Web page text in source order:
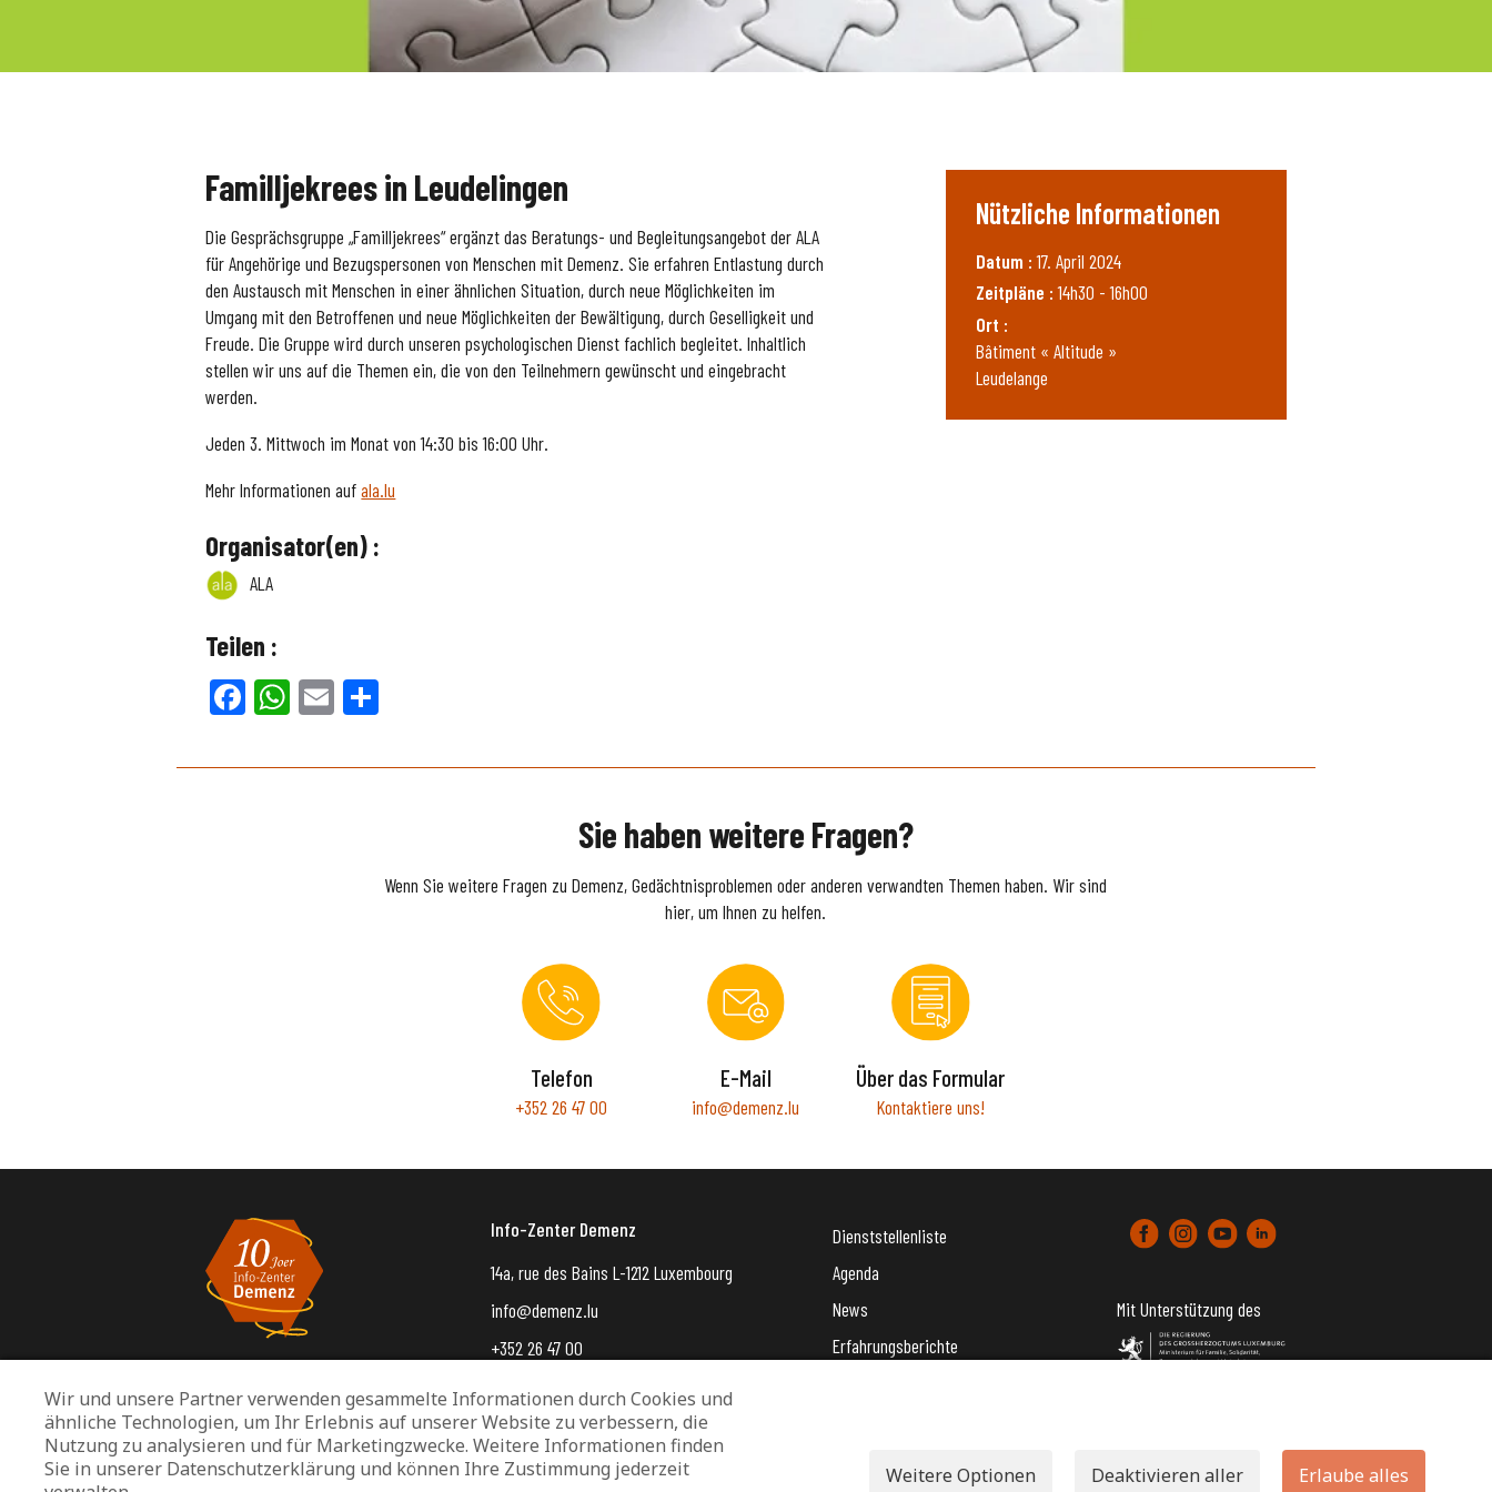
Familljekrees in Leudelingen
Die Gesprächsgruppe „Familljekrees“ ergänzt das Beratungs- und Begleitungsangebot der ALA
für Angehörige und Bezugspersonen von Menschen mit Demenz. Sie erfahren Entlastung durch
den Austausch mit Menschen in einer ähnlichen Situation, durch neue Möglichkeiten im
Umgang mit den Betroffenen und neue Möglichkeiten der Bewältigung, durch Geselligkeit und
Freude. Die Gruppe wird durch unseren psychologischen Dienst fachlich begleitet. Inhaltlich
stellen wir uns auf die Themen ein, die von den Teilnehmern gewünscht und eingebracht
werden.
Jeden 3. Mittwoch im Monat von 14:30 bis 16:00 Uhr.
Mehr Informationen aufala.lu
Organisator(en) :
ALA
Teilen :
Facebook
WhatsApp
Email
Nützliche Informationen
Datum :17. April 2024
Zeitpläne :14h30 - 16h00
Ort :
Bâtiment « Altitude »
Leudelange
Sie haben weitere Fragen?
Wenn Sie weitere Fragen zu Demenz, Gedächtnisproblemen oder anderen verwandten Themen haben. Wir sind
hier, um Ihnen zu helfen.
Telefon
+352 26 47 00
E-Mail
info@demenz.lu
Über das Formular
Kontaktiere uns!
Info-Zenter Demenz
14a, rue des Bains L-1212 Luxembourg
info@demenz.lu
+352 26 47 00
Dienststellenliste
Agenda
News
Erfahrungsberichte
Mit Unterstützung des
Datenschutz und Verwaltung von Cookies
Erklärung zur Barrierefreiheit
Wir und unsere Partner verwenden gesammelte Informationen durch Cookies und
ähnliche Technologien, um Ihr Erlebnis auf unserer Website zu verbessern, die
Nutzung zu analysieren und für Marketingzwecke. Weitere Informationen finden
Sie in unserer Datenschutzerklärung und können Ihre Zustimmung jederzeit
Weitere Optionen Deaktivieren aller Erlaube alles